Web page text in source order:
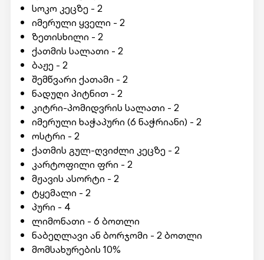
სოკო კეცზე - 2
იმერული ყველი - 2
ზეთისხილი - 2
ქათმის სალათი - 2
ბაჟე - 2
შემწვარი ქათამი - 2
ნადუღი პიტნით - 2
კიტრი-პომიდვრის სალათი - 2
იმერული ხაჭაპური (6 ნაჭრიანი) - 2
ოსტრი - 2
ქათმის გულ-ღვიძლი კეცზე - 2
კარტოფილი ფრი - 2
მჟავის ასორტი - 2
ტყემალი - 2
პური - 4
ლიმონათი - 6 ბოთლი
ნაბეღლავი ან ბორჯომი - 2 ბოთლი
მომსახურების 10%